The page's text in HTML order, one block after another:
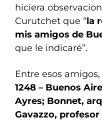
hiciera
Curutchet que “la
mis amigos de
que le indicaré”.
Entre esos
1248 – Buenos
Ayres; Bonnet,
Gavazzo,